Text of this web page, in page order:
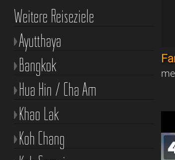
Weitere Reiseziele
Ayutthaya
Bangkok
Hua Hin / Cha Am
Khao Lak
Koh Chang